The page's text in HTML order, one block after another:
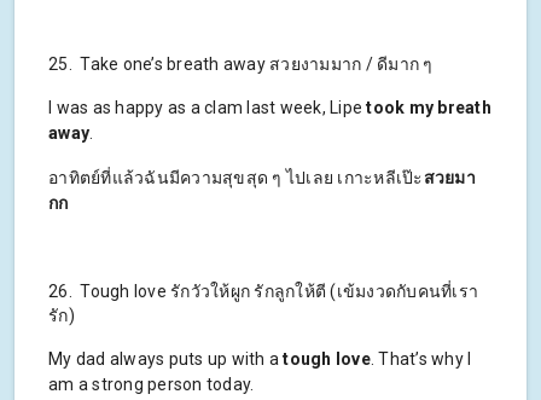
25. Take one’s breath away สวยงามมาก / ดีมาก ๆ
I was as happy as a clam last week, Lipetook my breath
away
อาทิตย์ที่แล้วฉันมีความสุขสุด ๆ ไปเลย เกาะหลีเป๊ะสวยมา
กก
26. Tough love รักวัวให้ผูก รักลูกให้ตี (เข้มงวดกับคนที่เรา
รัก)
My dad always puts up with a tough love. That’s why I
am a strong person today.